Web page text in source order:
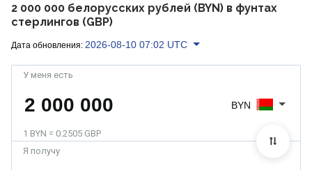
2 000 000 белорусских рублей (BYN) в фунтах
стерлингов (GBP)
Дата обновления: 2026-08-10 07:02 UTC
У меня есть
1 BYN = 0.2505 GBP
BYN
Я получу